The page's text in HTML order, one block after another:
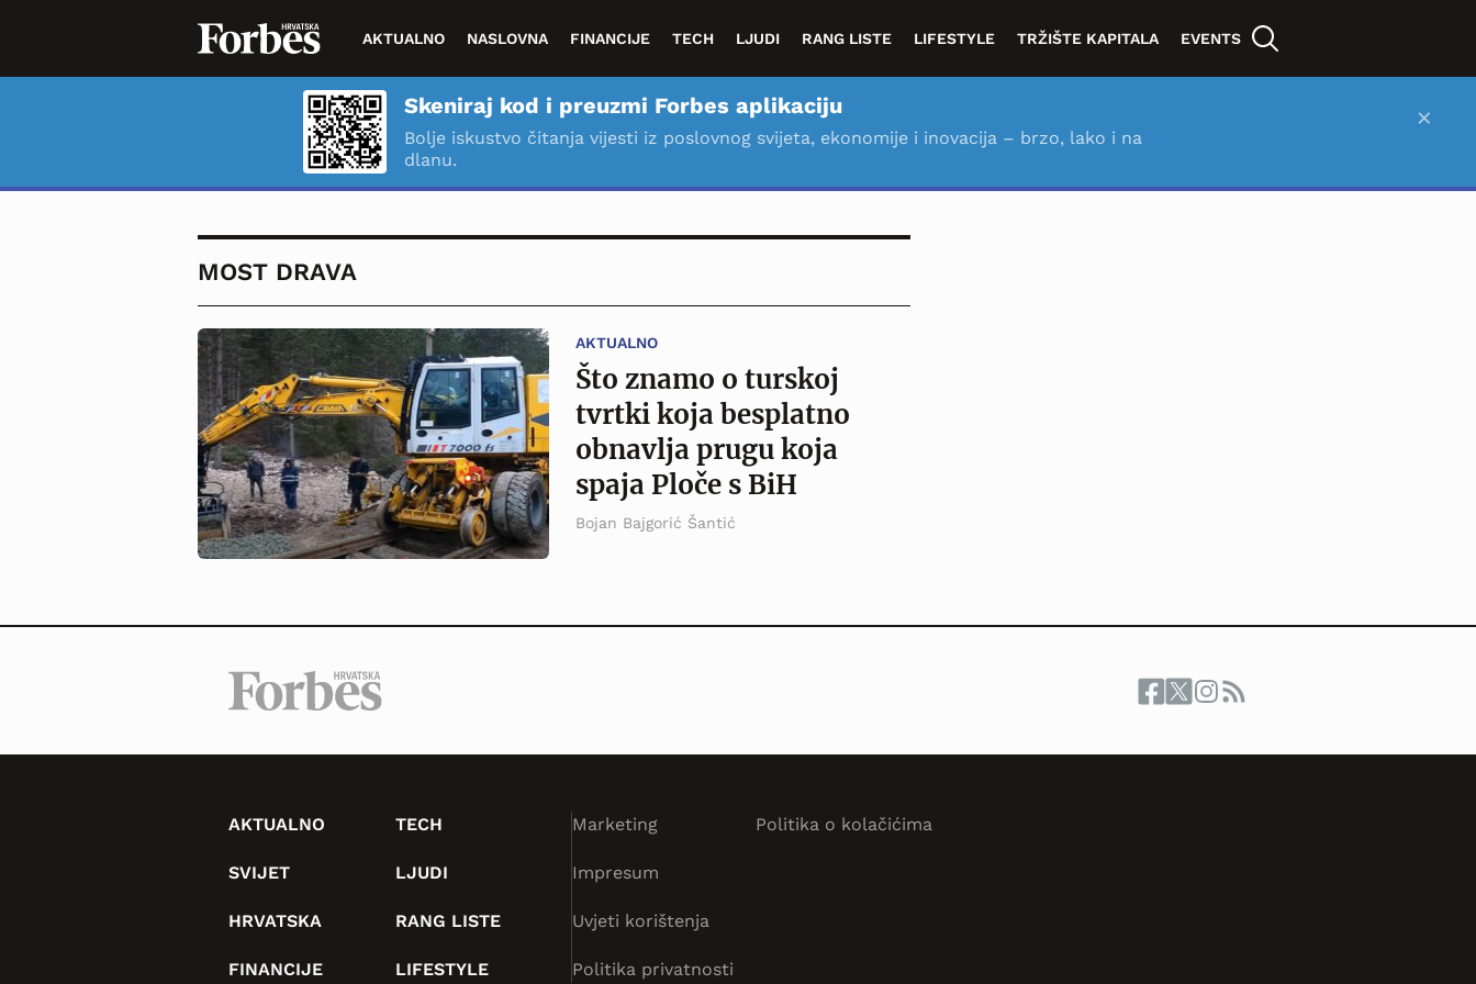
AKTUALNO NASLOVNA FINANCIJE TECH LJUDI RANG LISTE LIFESTYLE TRŽIŠTE KAPITALA EVENTS
Skeniraj kod i preuzmi Forbes aplikaciju
Bolje iskustvo čitanja vijesti iz poslovnog svijeta, ekonomije i inovacija – brzo, lako i na
dlanu.
×
MOST DRAVA
AKTUALNO
Što znamo o turskoj
tvrtki koja besplatno
obnavlja prugu koja
spaja Ploče s BiH
Bojan Bajgorić Šantić
AKTUALNO
SVIJET
HRVATSKA
FINANCIJE
TECH
LJUDI
RANG LISTE
LIFESTYLE
Marketing
Impresum
Uvjeti korištenja
Politika privatnosti
Politika o kolačićima